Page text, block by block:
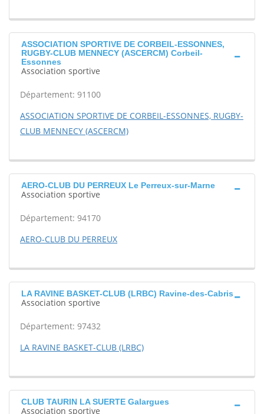
ASSOCIATION SPORTIVE DE CORBEIL-ESSONNES,
RUGBY-CLUB MENNECY (ASCERCM) Corbeil-
Essonnes
Association sportive
Département: 91100
ASSOCIATION SPORTIVE DE CORBEIL-ESSONNES, RUGBY-
CLUB MENNECY (ASCERCM)
AERO-CLUB DU PERREUX Le Perreux-sur-Marne
Association sportive
Département: 94170
AERO-CLUB DU PERREUX
LA RAVINE BASKET-CLUB (LRBC) Ravine-des-Cabris
Association sportive
Département: 97432
LA RAVINE BASKET-CLUB (LRBC)
CLUB TAURIN LA SUERTE Galargues
Association sportive